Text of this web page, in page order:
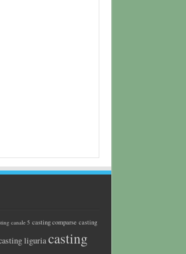
canale 5 casting comparse casting
liguriacasting